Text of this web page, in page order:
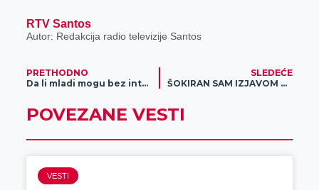
RTV Santos
Autor: Redakcija radio televizije Santos
PRETHODNO
Da li mladi mogu bez interneta?
SLEDEĆE
ŠOKIRAN SAM IZJAVOM PEJČIĆA NOVINARIMA N1 Direktor Škrbić: „Ovim putem ga pozivam, ako je to tako, da pokaže papire o otkazu“
POVEZANE VESTI
VESTI